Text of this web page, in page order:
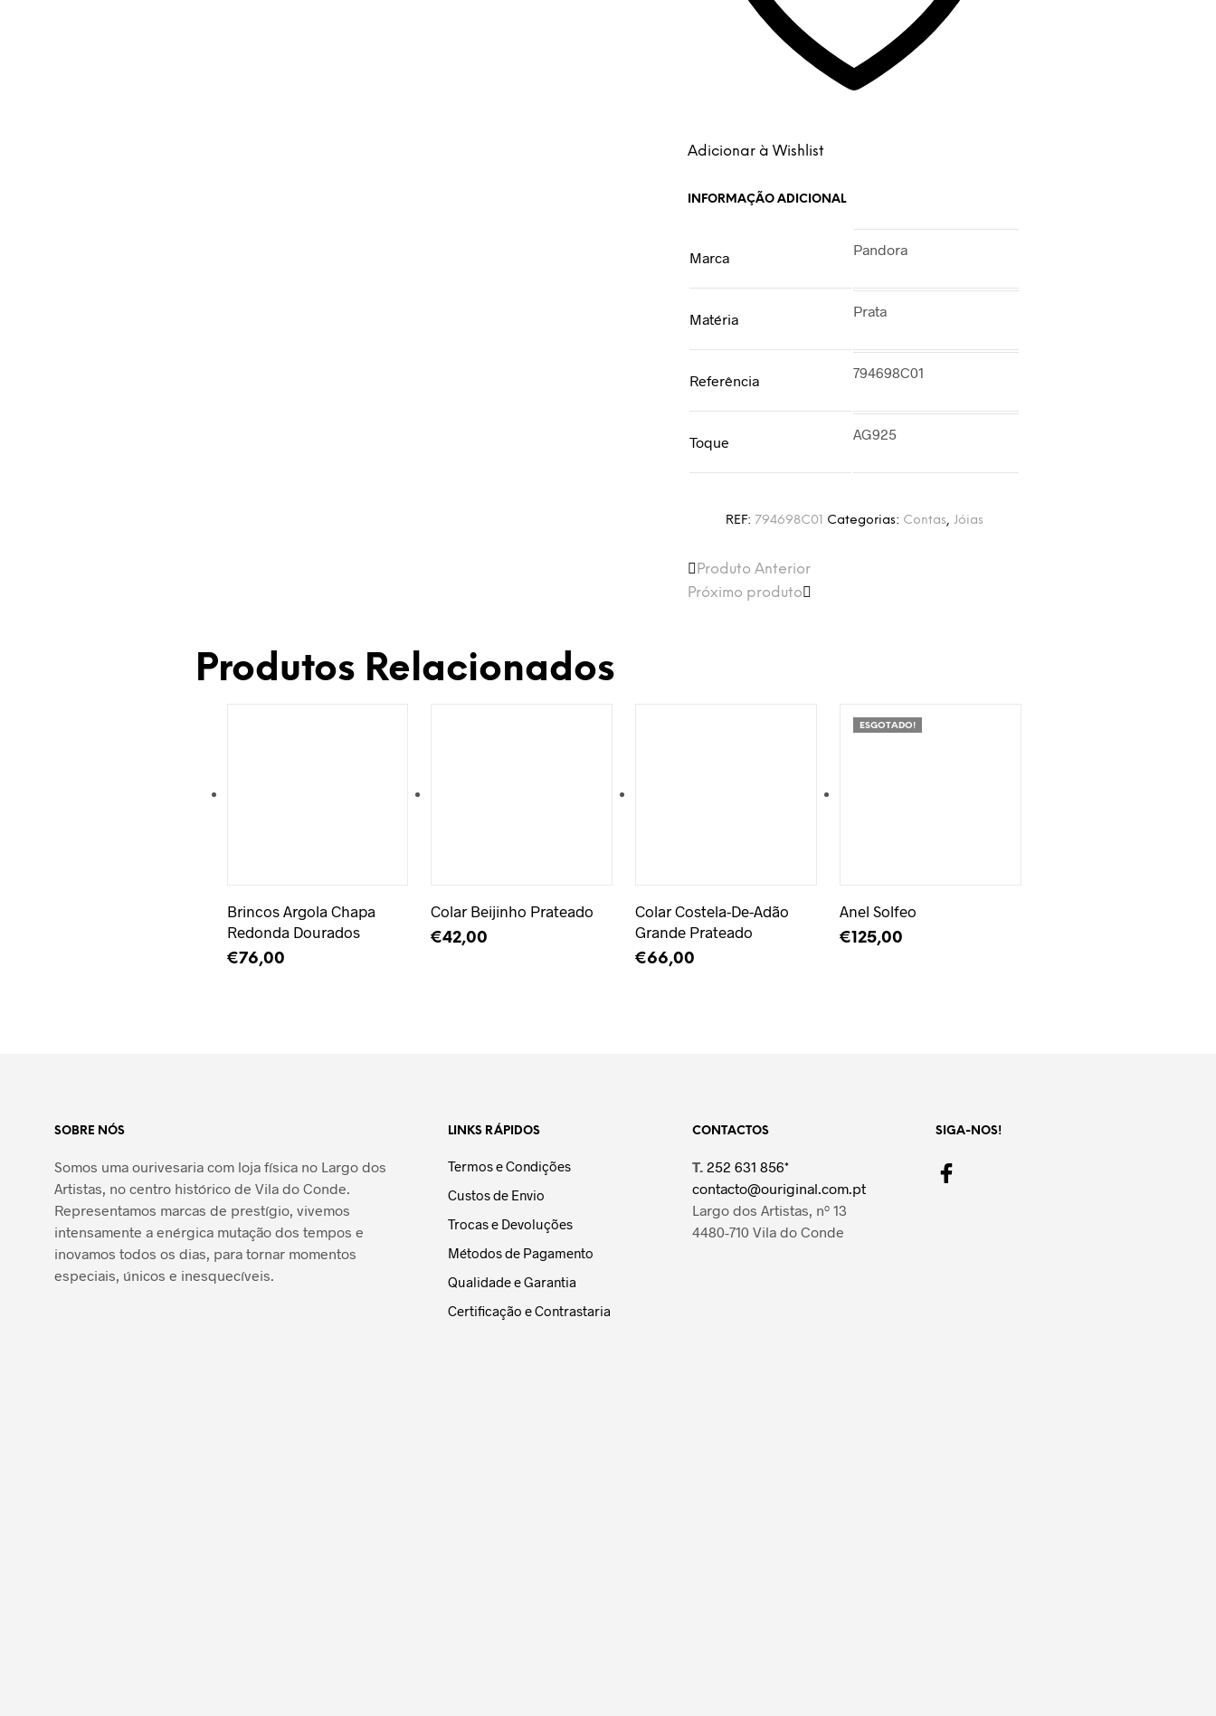
Adicionar à Wishlist
INFORMAÇÃO ADICIONAL
Marca Pandora
Matéria Prata
Referência 794698C01
Toque AG925
REF: 794698C01 Categorias: Contas, Jóias
Produto Anterior
Próximo produto
Produtos Relacionados
Brincos Argola Chapa
Redonda Dourados
€76,00
Colar Beijinho Prateado
€42,00
Colar Costela-De-Adão
Grande Prateado
€66,00
ESGOTADO!
Anel Solfeo
€125,00
SOBRE NÓS
Somos uma ourivesaria com loja física no Largo dos
Artistas, no centro histórico de Vila do Conde.
Representamos marcas de prestígio, vivemos
intensamente a enérgica mutação dos tempos e
inovamos todos os dias, para tornar momentos
especiais, únicos e inesquecíveis.
LINKS RÁPIDOS
Termos e Condições
Custos de Envio
Trocas e Devoluções
Métodos de Pagamento
Qualidade e Garantia
Certificação e Contrastaria
CONTACTOS
T. 252 631 856*
contacto@ouriginal.com.pt
Largo dos Artistas, nº 13
4480-710 Vila do Conde
SIGA-NOS!